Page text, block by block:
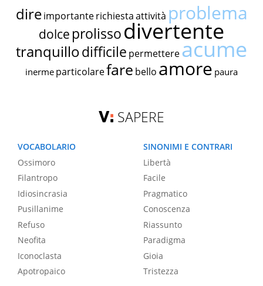
dire importante richiestaattività problema
dolce prolissodivertente
tranquillodifficile permettereacume
inerme particolarefare bello amore paura
SAPERE
VOCABOLARIO
Ossimoro
Filantropo
Idiosincrasia
Pusillanime
Refuso
Neofita
Iconoclasta
Apotropaico
SINONIMI E CONTRARI
Libertà
Facile
Pragmatico
Conoscenza
Riassunto
Paradigma
Gioia
Tristezza